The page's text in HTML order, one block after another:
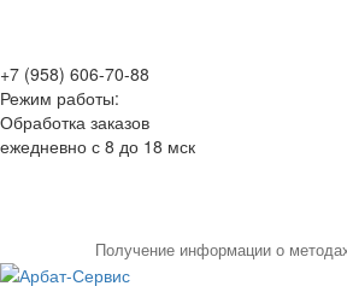
+7 (958) 606-70-88
Режим работы:
Обработка заказов
ежедневно с 8 до 18 мск
Получение информации о